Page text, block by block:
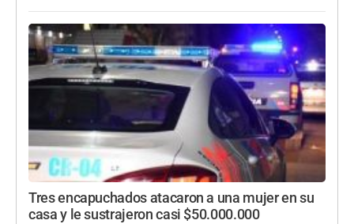
Tres encapuchados atacaron a una mujer en su
casa y le sustrajeron casi $50.000.000